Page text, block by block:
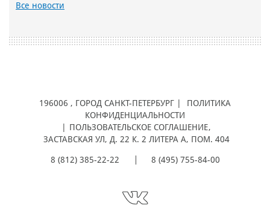
Все новости
196006 , ГОРОД САНКТ-ПЕТЕРБУРГ |
ПОЛИТИКА
КОНФИДЕНЦИАЛЬНОСТИ
ПОЛЬЗОВАТЕЛЬСКОЕ СОГЛАШЕНИЕ,
ЗАСТАВСКАЯ УЛ, Д. 22 К. 2 ЛИТЕРА А, ПОМ. 404
8 (812) 385-22-22 8 (495) 755-84-00